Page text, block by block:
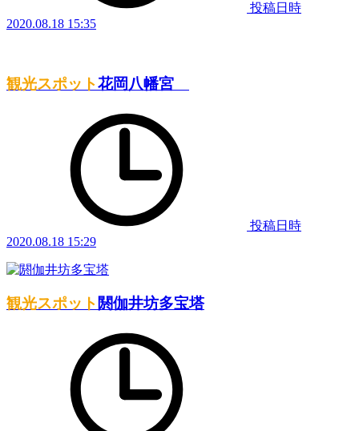
投稿日時
2020.08.18 15:35
観光スポット花岡八幡宮
投稿日時
2020.08.18 15:29
観光スポット 閼伽井坊多宝塔